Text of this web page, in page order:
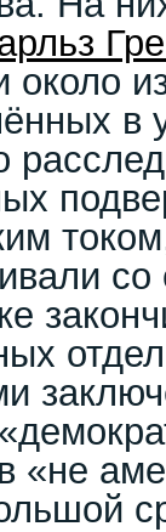
около
в
«не